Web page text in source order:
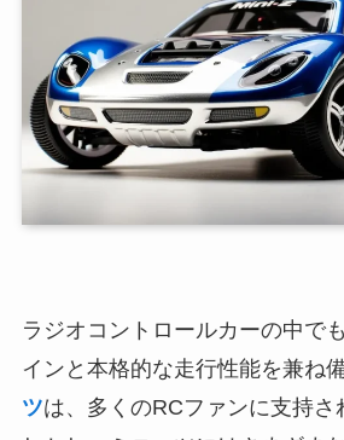
ラジオコントロールカーの中で
インと本格的な走行性能を兼ね
ツは、多くのRCファンに支持さ